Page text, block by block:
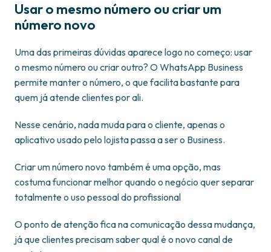
Usar o mesmo número ou criar um
número novo
Uma das primeiras dúvidas aparece logo no começo: usar
o mesmo número ou criar outro? O WhatsApp Business
permite manter o número, o que facilita bastante para
quem já atende clientes por ali.
Nesse cenário, nada muda para o cliente, apenas o
aplicativo usado pelo lojista passa a ser o Business.
Criar um número novo também é uma opção, mas
costuma funcionar melhor quando o negócio quer separar
totalmente o uso pessoal do profissional
O ponto de atenção fica na comunicação dessa mudança,
já que clientes precisam saber qual é o novo canal de